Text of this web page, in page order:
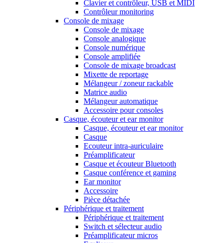
Clavier et contrôleur, USB et MIDI
Contrôleur monitoring
Console de mixage
Console de mixage
Console analogique
Console numérique
Console amplifiée
Console de mixage broadcast
Mixette de reportage
Mélangeur / zoneur rackable
Matrice audio
Mélangeur automatique
Accessoire pour consoles
Casque, écouteur et ear monitor
Casque, écouteur et ear monitor
Casque
Ecouteur intra-auriculaire
Préamplificateur
Casque et écouteur Bluetooth
Casque conférence et gaming
Ear monitor
Accessoire
Pièce détachée
Périphérique et traitement
Périphérique et traitement
Switch et sélecteur audio
Préamplificateur micros